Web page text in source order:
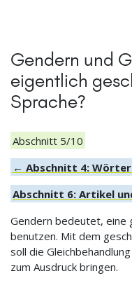
Gendern und
eigentlich
Sprache?
Abschnitt 5/10
← Abschnitt 4:
Abschnitt 6: Artikel
Gendern bedeutet, eine
benutzen. Mit dem
soll die
zum Ausdruck bringen.